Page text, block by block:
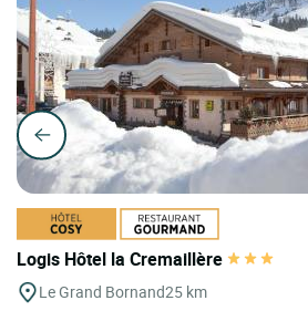
Logis Hôtel la Cremaillère
Le Grand Bornand25 km